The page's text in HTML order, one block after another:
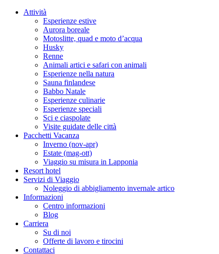
Attività
Esperienze estive
Aurora boreale
Motoslitte, quad e moto d’acqua
Husky
Renne
Animali artici e safari con animali
Esperienze nella natura
Sauna finlandese
Babbo Natale
Esperienze culinarie
Esperienze speciali
Sci e ciaspolate
Visite guidate delle città
Pacchetti Vacanza
Inverno (nov-apr)
Estate (mag-ott)
Viaggio su misura in Lapponia
Resort hotel
Servizi di Viaggio
Noleggio di abbigliamento invernale artico
Informazioni
Centro informazioni
Blog
Carriera
Su di noi
Offerte di lavoro e tirocini
Contattaci